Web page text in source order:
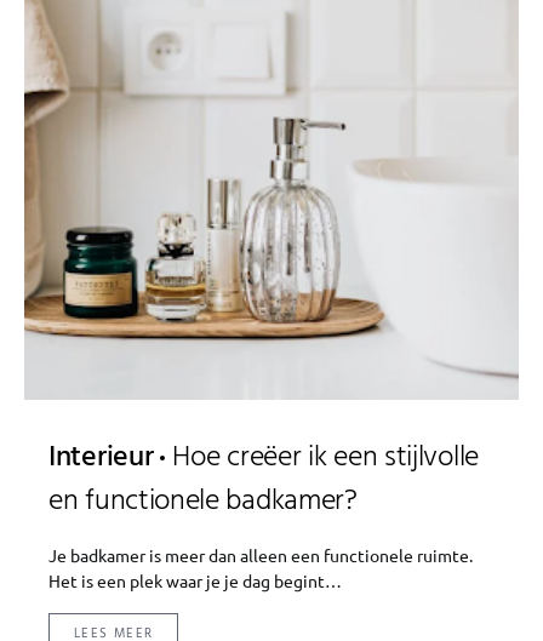
Interieur Hoe creëer ik een stijlvolle
en functionele badkamer?
Je badkamer is meer dan alleen een functionele ruimte.
Het is een plek waar je je dag begint…
LEES MEER